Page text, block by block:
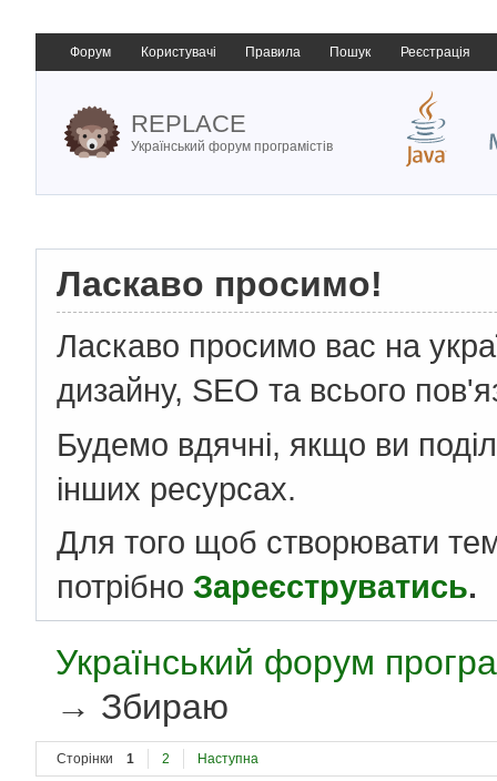
Форум Користувачі Правила Пошук Реєстрація
REPLACE
Український форум програмістів
Ласкаво просимо!
Ласкаво просимо вас на
дизайну, SEO та всього
Будемо вдячні, якщо ви
інших ресурсах.
Для того щоб створювати
потрібно Зареєструватись.
Український форум
→ Збираю
Сторінки 1 2 Наступна